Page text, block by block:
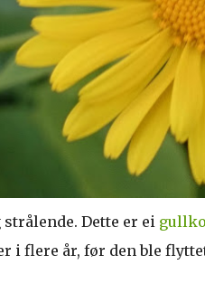
Dette er ei
i flere år, før den ble